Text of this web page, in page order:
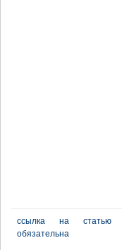
ссылка на статью
обязательна